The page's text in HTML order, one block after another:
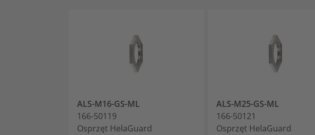
ALS-M16-GS-ML
166-50119
Osprzęt HelaGuard
ALS-M25-GS-ML
166-50121
Osprzęt HelaGuard